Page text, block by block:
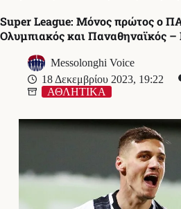
Super League: Μόνος πρώτος ο
Ολυμπιακός και Παναθηναϊκός –
Messolonghi Voice
18 Δεκεμβρίου 2023, 19:22
ΑΘΛΗΤΙΚΑ